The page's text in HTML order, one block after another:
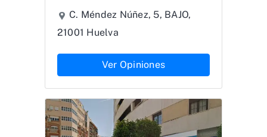
C. Méndez Núñez, 5, BAJO,
21001 Huelva
Ver Opiniones